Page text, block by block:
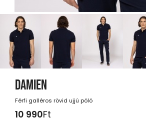
DAMIEN
Férfi galléros rövid ujjú póló
10 990Ft